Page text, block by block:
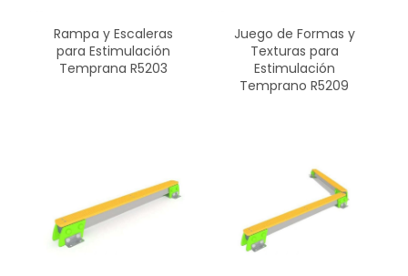
Rampa y Escaleras
para Estimulación
Temprana R5203
Juego de Formas y
Texturas para
Estimulación
Temprano R5209